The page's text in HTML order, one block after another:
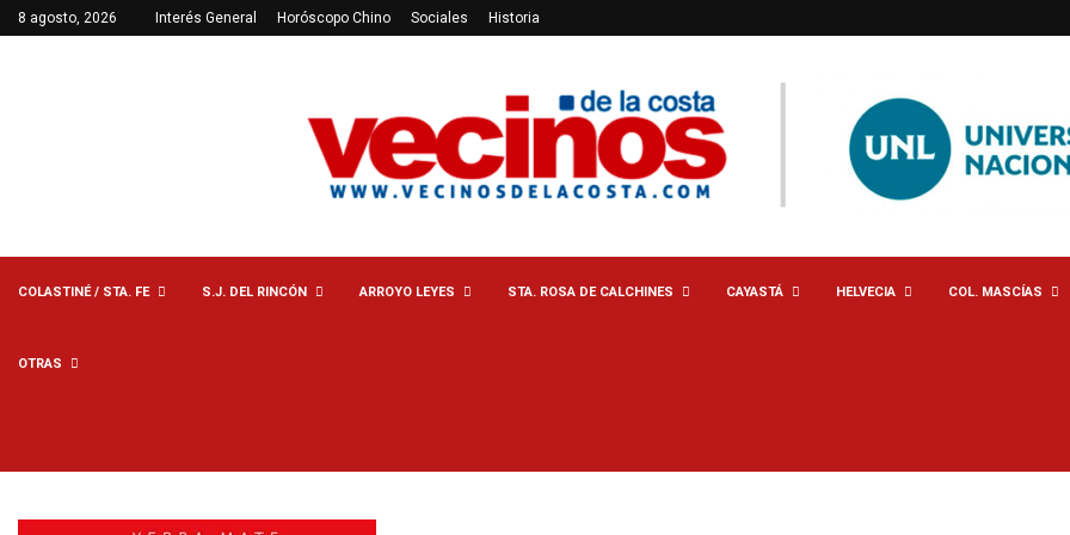
8 agosto, 2026 Interés General Horóscopo Chino Sociales Historia
COLASTINÉ / STA. FE S.J. DEL RINCÓN ARROYO LEYES STA. ROSA DE CALCHINES CAYASTÁ HELVECIA COL. MASCÍAS
OTRAS